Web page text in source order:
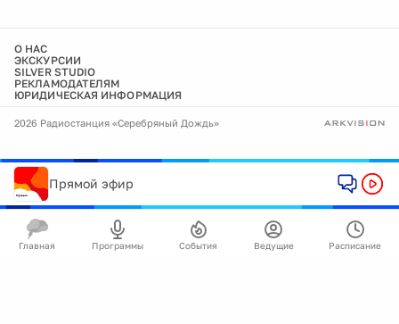
О НАС
ЭКСКУРСИИ
SILVER STUDIO
РЕКЛАМОДАТЕЛЯМ
ЮРИДИЧЕСКАЯ ИНФОРМАЦИЯ
2026 Радиостанция «Серебряный Дождь»
Прямой эфир
Главная Программы События Ведущие Расписание